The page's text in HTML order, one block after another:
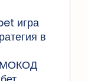
игра
в